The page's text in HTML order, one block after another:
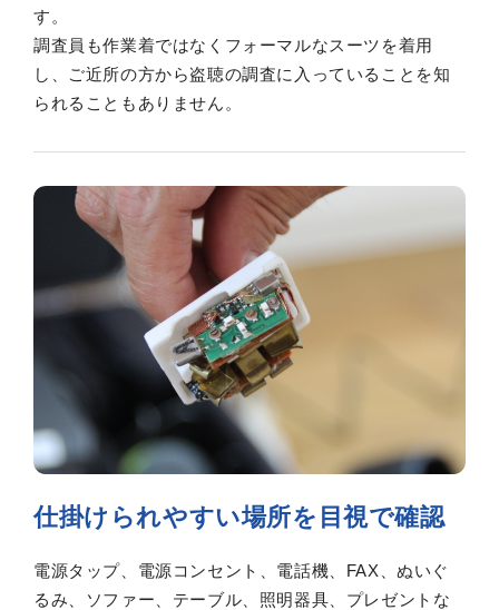
す。
調査員も作業着ではなくフォーマルなスーツを着用
し、ご近所の方から盗聴の調査に入っていることを知
られることもありません。
仕掛けられやすい場所を目視で確認
電源タップ、電源コンセント、電話機、FAX、ぬいぐ
るみ、ソファー、テーブル、照明器具、プレゼントな